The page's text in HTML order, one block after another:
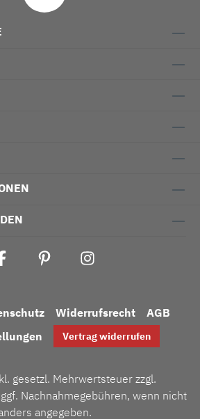
Widerrufsrecht
AGB
Vertrag widerrufen
gesetzl. Mehrwertsteuer zzgl.
Nachnahmegebühren, wenn nicht
angegeben.